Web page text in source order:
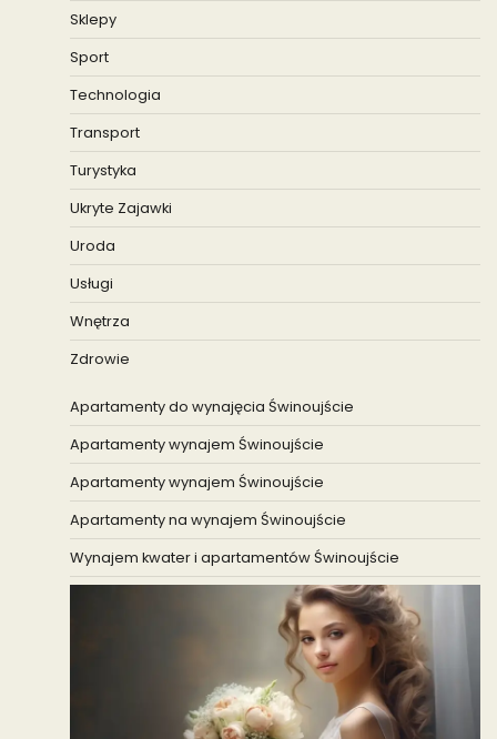
Sklepy
Sport
Technologia
Transport
Turystyka
Ukryte Zajawki
Uroda
Usługi
Wnętrza
Zdrowie
Apartamenty do wynajęcia Świnoujście
Apartamenty wynajem Świnoujście
Apartamenty wynajem Świnoujście
Apartamenty na wynajem Świnoujście
Wynajem kwater i apartamentów Świnoujście